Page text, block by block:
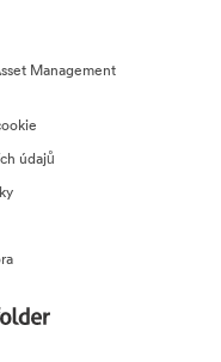
Management
údajů